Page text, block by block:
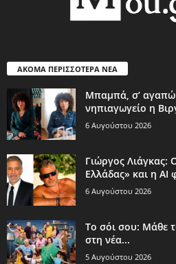
ΑΚΟΜΑ ΠΕΡΙΣΣΟΤΕΡΑ ΝΕΑ
Μπαμπά, σ’ αγαπώ
νηπιαγωγείο η
6 Αυγούστου 2026
Γιώργος Λιάγκας:
Ελλάδας» και η AI
6 Αυγούστου 2026
Το σόι σου: Μάθε
στη νέα...
5 Αυγούστου 2026